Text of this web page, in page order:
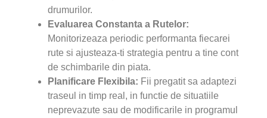
drumurilor.
Evaluarea Constanta a Rutelor:
Monitorizeaza periodic performanta fiecarei
rute si ajusteaza-ti strategia pentru a tine cont
de schimbarile din piata.
Planificare Flexibila: Fii pregatit sa adaptezi
traseul in timp real, in functie de situatiile
neprevazute sau de modificarile in programul